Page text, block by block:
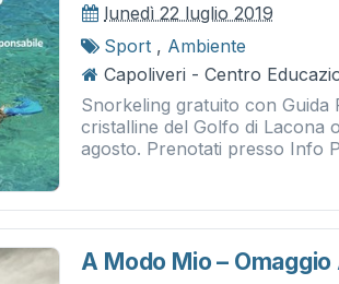
lunedì 22 luglio 2019
Sport , Ambiente
Capoliveri - Centro
Snorkeling gratuito con Guida
cristalline del Golfo di Lacona
agosto. Prenotati presso Info
A Modo Mio – Omaggio